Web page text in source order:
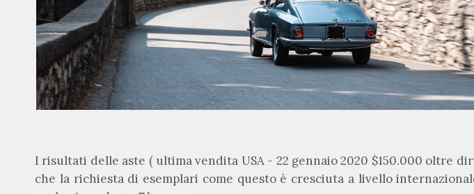
I risultati delle aste ( ultima vendita USA - 22 gennaio 2020 $150.000 oltre
che la richiesta di esemplari come questo è cresciuta a livello